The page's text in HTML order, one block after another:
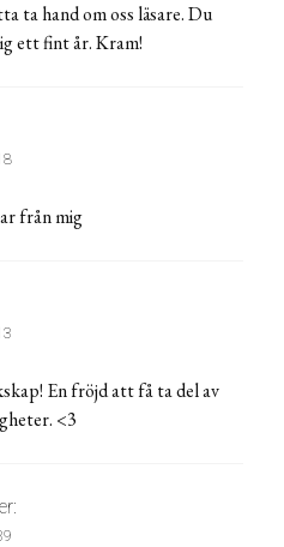
ta hand om oss läsare. Du
ett fint år. Kram!
från mig
En fröjd att få ta del av
<3